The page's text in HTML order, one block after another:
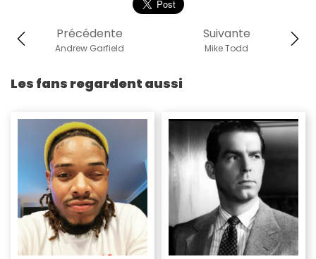
Suivante
Mike Todd
Précédente
Andrew Garfield
Les fans regardent aussi